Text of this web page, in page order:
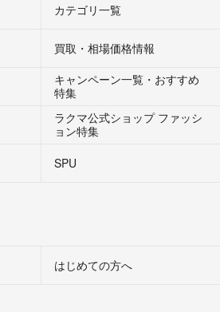
カテゴリ一覧
買取・相場価格情報
キャンペーン一覧・おすすめ
特集
ラクマ公式ショップ ファッシ
ョン特集
SPU
はじめての方へ